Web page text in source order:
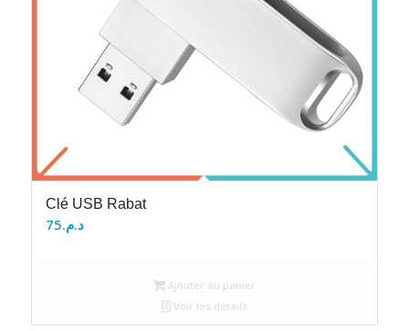
Clé USB Rabat
د.م.75
Ajouter au panier
Voir les détails